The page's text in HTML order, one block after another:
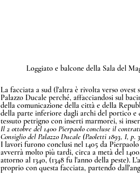
Loggiato e balcone della Sala del
La facciata a sud (l'altra è rivolta verso
Palazzo Ducale perché, affacciandosi sul
della comunicazione della città e della
della parte inferiore dagli archi del portico e
tessuto petrigno con inserti marmorei, si
Il 2 ottobre del 1400 Pierpaolo concluse il
Consiglio del Palazzo Ducale (Paoletti 1893, I, p.
I lavori furono conclusi nel 1405 da
avverrà molto più tardi, circa a metà del
attorno al 1340, (1348 fu l'anno della peste).
proprio con questa facciata, partendo